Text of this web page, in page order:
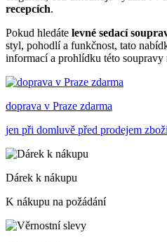
recepcích.
Pokud hledáte levné sedací
styl, pohodlí a funkčnost, tato
informací a prohlídku této soupravy
doprava v Praze zdarma
jen při domluvě před prodejem
Dárek k nákupu
K nákupu na požádání